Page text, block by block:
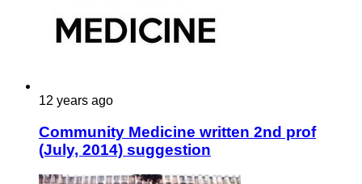
12 years ago
Community Medicine written 2nd prof
(July, 2014) suggestion